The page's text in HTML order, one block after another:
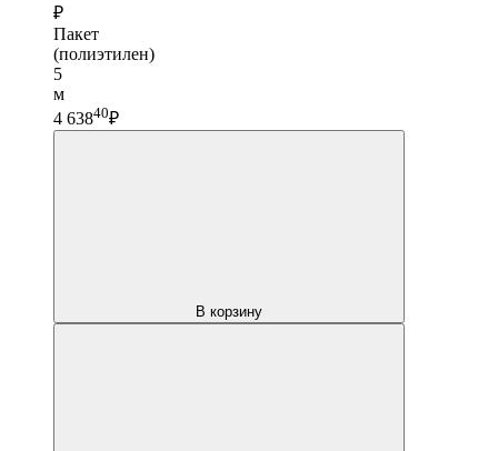
₽
Пакет
(полиэтилен)
5
м
4 63840₽
В корзину